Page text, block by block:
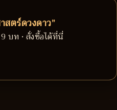
สตร์ดวงดาว”
บท • สั่งซื้อได้ที่นี่